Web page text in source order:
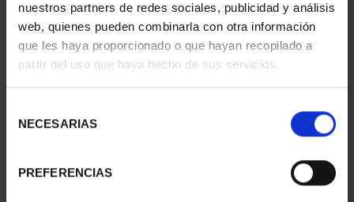
nuestros partners de redes sociales, publicidad y análisis
web, quienes pueden combinarla con otra información
que les haya proporcionado o que hayan recopilado a
partir del uso que haya hecho de sus servicios.
NECESARIAS
PREFERENCIAS
Sólo para usuarios
registrados
Sólo para usuarios
registrados